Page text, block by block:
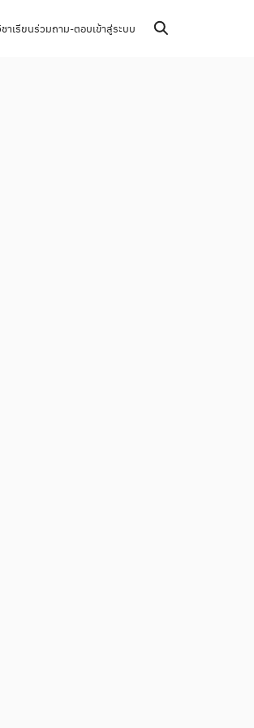
าเรียนร่วมถาม-ตอบเข้าสู่ระบบ